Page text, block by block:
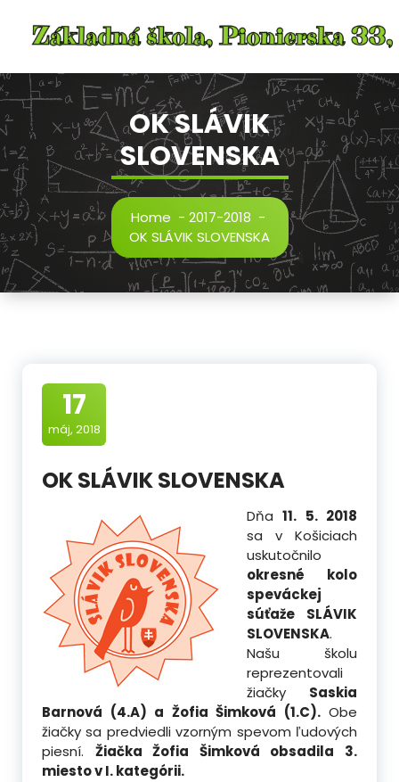
content
OK SLÁVIK
SLOVENSKA
Home - 2017-2018 -
OK SLÁVIK SLOVENSKA
17
máj, 2018
OK SLÁVIK SLOVENSKA
Dňa11. 5. 2018
sa v Košiciach
uskutočnilo
okresné kolo
speváckej
súťaže SLÁVIK
SLOVENSKA.
Našu školu
reprezentovali
žiačky Saskia
Barnová (4.A) a Žofia Šimková (1.C).Obe
žiačky sa predviedli vzorným spevom ľudových
piesní. Žiačka Žofia Šimková obsadila 3.
miesto v I. kategórii.